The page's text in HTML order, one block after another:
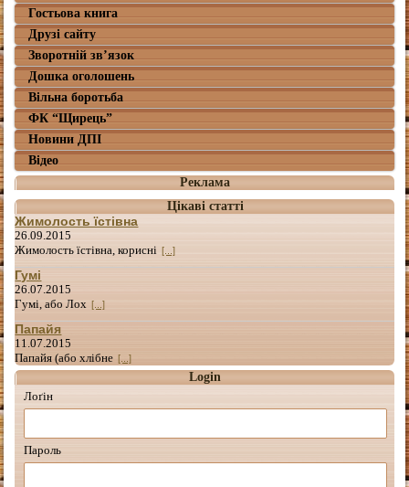
Гостьова книга
Друзі сайту
Зворотній зв’язок
Дошка оголошень
Вільна боротьба
ФК “Щирець”
Новини ДПІ
Відео
Реклама
Цікаві статті
Жимолость їстівна
26.09.2015
Жимолость їстівна, корисні [...]
Гумі
26.07.2015
Гумі, або Лох [...]
Папайя
11.07.2015
Папайя (або хлібне [...]
Login
Лоґін
Пароль